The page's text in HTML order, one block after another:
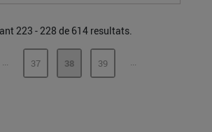
223 - 228 de 614 resultats.
...PÀGINES INTERMÈDIES
PÀGINA
37 PÀGINA
38 PÀGINA
39 ...PÀGINES